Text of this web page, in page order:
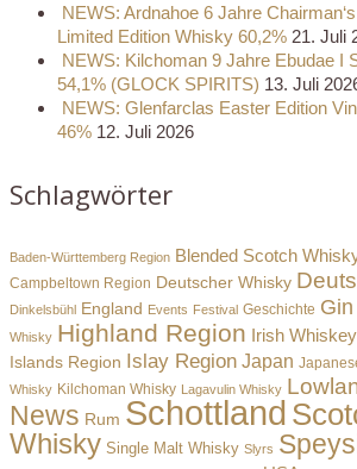
NEWS: Ardnahoe 6 Jahre
Limited Edition Whisky 60,2% 21. Juli
NEWS: Kilchoman 9 Jahre Ebudae I
54,1% (GLOCK SPIRITS) 13. Juli
NEWS: Glenfarclas Easter Edition
46% 12. Juli 2026
Schlagwörter
Baden-Württemberg Region Blended Scotch
Campbeltown Region Deutscher Whisky
Dinkelsbühl England Events Festival Geschichte Gin
Whisky Highland Region Irish Whiskey
Islands Region Islay Region Japan
Whisky Kilchoman Whisky Lagavulin Whisky
News Rum Schottland
Whisky Single Malt Whisky Slyrs